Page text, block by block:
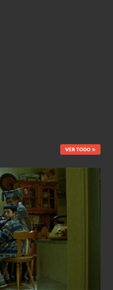
VER TODO